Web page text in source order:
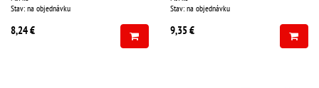
Stav: na objednávku
8,24 €
Stav: na objednávku
9,35 €